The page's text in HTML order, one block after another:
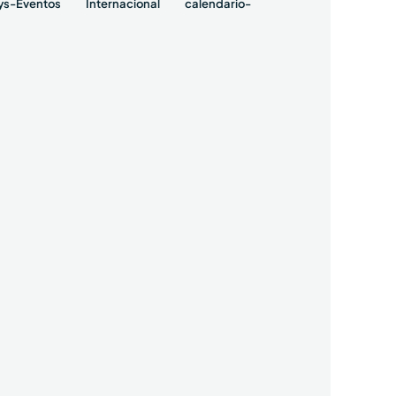
Eventos Internacional calendario-